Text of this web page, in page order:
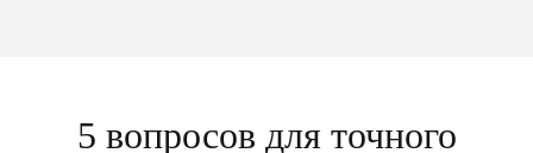
5 вопросов для точного